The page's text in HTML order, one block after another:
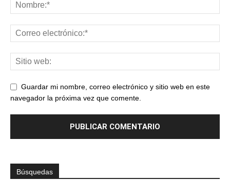
Guardar mi nombre, correo electrónico y sitio web en este
navegador la próxima vez que comente.
Búsquedas